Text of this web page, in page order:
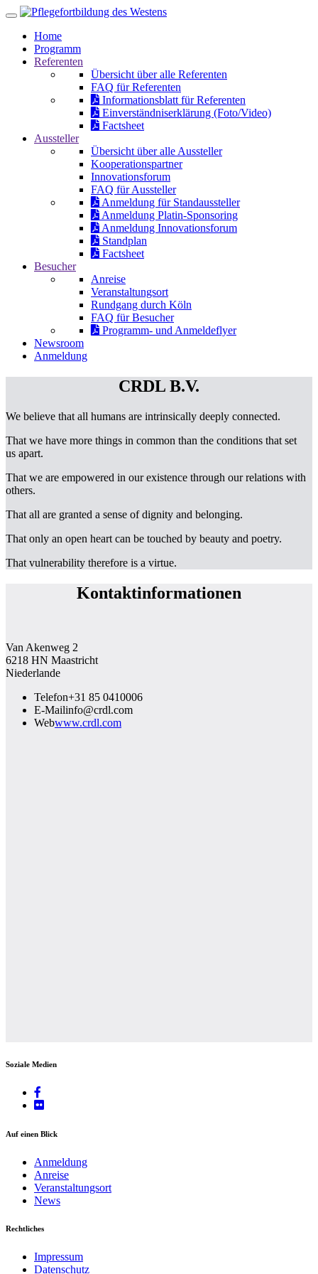
Home
Programm
Referenten
Übersicht über alle Referenten
FAQ für Referenten
Informationsblatt für Referenten
Einverständniserklärung (Foto/Video)
Factsheet
Aussteller
Übersicht über alle Aussteller
Kooperationspartner
Innovationsforum
FAQ für Aussteller
Anmeldung für Standaussteller
Anmeldung Platin-Sponsoring
Anmeldung Innovationsforum
Standplan
Factsheet
Besucher
Anreise
Veranstaltungsort
Rundgang durch Köln
FAQ für Besucher
Programm- und Anmeldeflyer
Newsroom
Anmeldung
CRDL B.V.
We believe that all humans are intrinsically deeply connected.
That we have more things in common than the conditions that set
us apart.
That we are empowered in our existence through our relations with
others.
That all are granted a sense of dignity and belonging.
That only an open heart can be touched by beauty and poetry.
That vulnerability therefore is a virtue.
Kontaktinformationen
Van Akenweg 2
6218 HN Maastricht
Niederlande
Telefon+31 85 0410006
E-Mailinfo@crdl.com
Webwww.crdl.com
Soziale Medien
Auf einen Blick
Anmeldung
Anreise
Veranstaltungsort
News
Rechtliches
Impressum
Datenschutz